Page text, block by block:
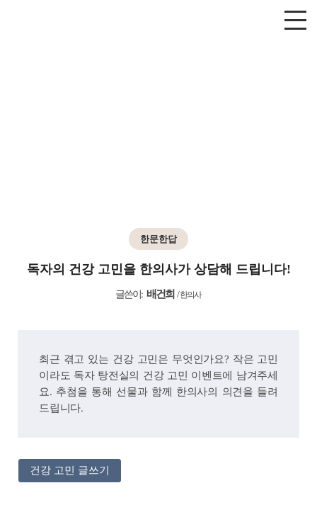
한문한답
독자의 건강 고민을 한의사가 상담해 드립니다!
글쓴이: 배건희 /한의사
최근 겪고 있는 건강 고민은 무엇인가요? 작은 고민
이라도 독자 탕전실의 건강 고민 이벤트에 남겨주세
요. 추첨을 통해 선물과 함께 한의사의 의견을 들려
드립니다.
건강 고민 글쓰기